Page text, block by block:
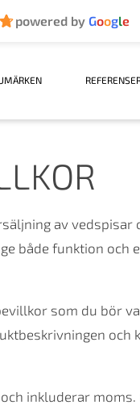
powered byGoogle
av
både funktion
som du bör
inkluderar